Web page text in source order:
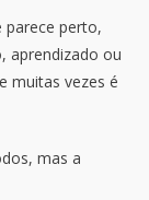
parece perto,
aprendizado ou
muitas vezes é
mas a